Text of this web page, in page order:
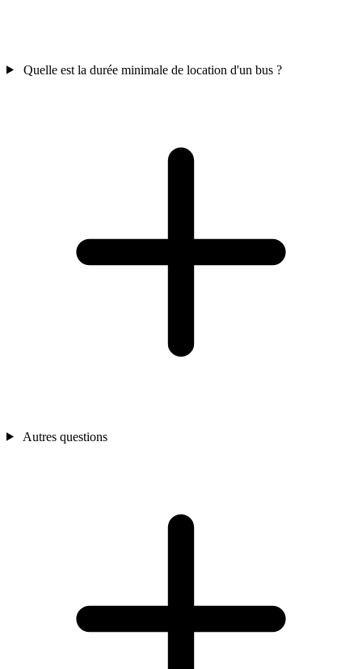
Quelle est la durée minimale de location d'un bus ?
Autres questions